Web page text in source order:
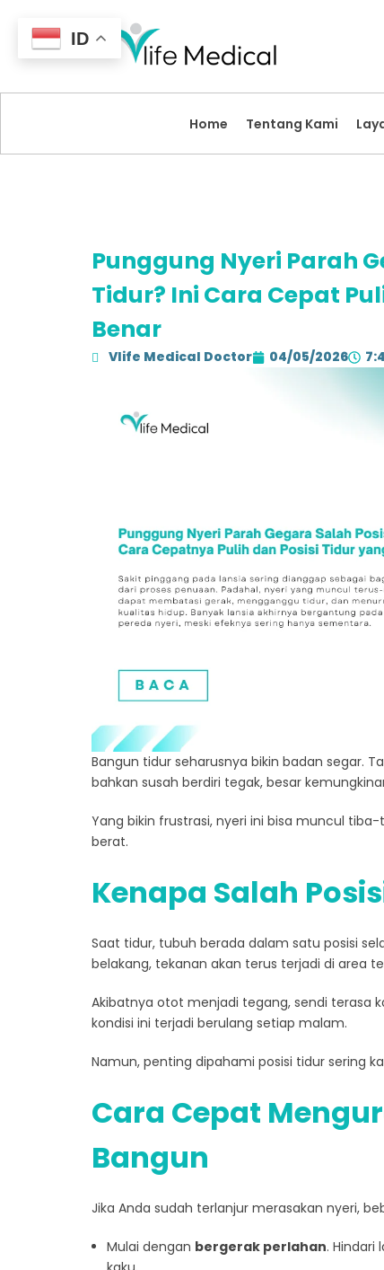
Home Tentang Kami
Punggung Nyeri Parah
Tidur? Ini Cara Cepat
Benar
Vlife Medical Doctor 04/05/2026
Bangun tidur seharusnya bikin badan segar.
bahkan susah berdiri tegak, besar
Yang bikin frustrasi, nyeri ini bisa muncul
berat.
Kenapa Salah
Saat tidur, tubuh berada dalam satu posisi
belakang, tekanan akan terus terjadi di area
Akibatnya otot menjadi tegang, sendi terasa
kondisi ini terjadi berulang setiap malam.
Namun, penting dipahami posisi tidur sering
Cara Cepat
Bangun
Jika Anda sudah terlanjur merasakan nyeri,
Mulai dengan bergerak perlahan.
ID